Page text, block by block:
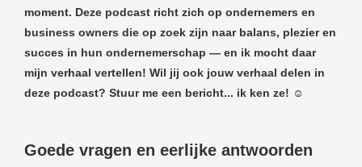
moment. Deze podcast richt zich op ondernemers en
business owners die op zoek zijn naar balans, plezier en
succes in hun ondernemerschap — en ik mocht daar
mijn verhaal vertellen! Wil jij ook jouw verhaal delen in
deze podcast? Stuur me een bericht... ik ken ze! ☺
Goede vragen en eerlijke antwoorden
op